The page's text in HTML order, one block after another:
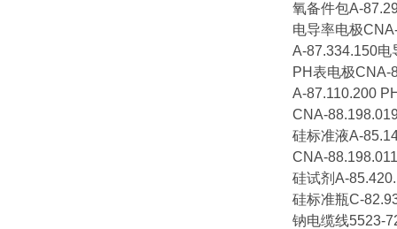
氧备件包A-
电导率电极
A-87.334.150电
PH表电极CNA-
A-87.110.200
CNA-
硅标准液A-
CNA-
硅试剂A-
硅标准瓶C-
钠电缆线5523-